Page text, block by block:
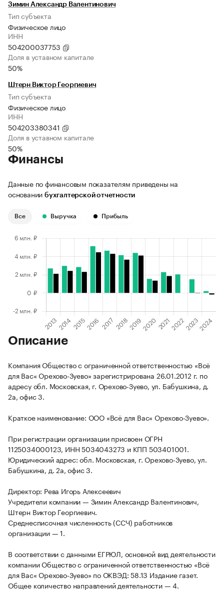
Зимин Александр Валентинович
Тип субъекта
Физическое лицо
ИНН
504200037753
Доля в уставном капитале
50%
Штерн Виктор Георгиевич
Тип субъекта
Физическое лицо
ИНН
504203380341
Доля в уставном капитале
50%
Финансы
Данные по финансовым показателям приведены на
основании бухгалтерской отчетности
Все Выручка Прибыль
Описание
Компания Общество с ограниченной ответственностью «Всё
для Вас« Орехово-Зуево» зарегистрирована 26.01.2012 г. по
адресу обл. Московская, г. Орехово-Зуево, ул. Бабушкина, д.
2а, офис 3.
Краткое наименование: ООО «Всё для Вас« Орехово-Зуево».
При регистрации организации присвоен ОГРН
1125034000123, ИНН 5034043273 и КПП 503401001.
Юридический адрес: обл. Московская, г. Орехово-Зуево, ул.
Бабушкина, д. 2а, офис 3.
Директор: Рева Игорь Алексеевич
Учредители компании — Зимин Александр Валентинович,
Штерн Виктор Георгиевич.
Среднесписочная численность (ССЧ) работников
организации — 1.
В соответствии с данными ЕГРЮЛ, основной вид деятельности
компании Общество с ограниченной ответственностью «Всё
для Вас« Орехово-Зуево» по ОКВЭД: 58.13 Издание газет.
Общее количество направлений деятельности — 4.